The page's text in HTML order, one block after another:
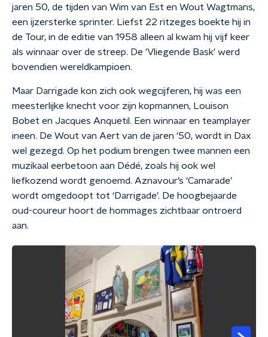
jaren 50, de tijden van Wim van Est en Wout Wagtmans,
een ijzersterke sprinter. Liefst 22 ritzeges boekte hij in
de Tour, in de editie van 1958 alleen al kwam hij vijf keer
als winnaar over de streep. De 'Vliegende Bask' werd
bovendien wereldkampioen.
Maar Darrigade kon zich ook wegcijferen, hij was een
meesterlijke knecht voor zijn kopmannen, Louison
Bobet en Jacques Anquetil. Een winnaar en teamplayer
ineen. De Wout van Aert van de jaren ‘50, wordt in Dax
wel gezegd. Op het podium brengen twee mannen een
muzikaal eerbetoon aan Dédé, zoals hij ook wel
liefkozend wordt genoemd. Aznavour’s ‘Camarade’
wordt omgedoopt tot ‘Darrigade’. De hoogbejaarde
oud-coureur hoort de hommages zichtbaar ontroerd
aan.